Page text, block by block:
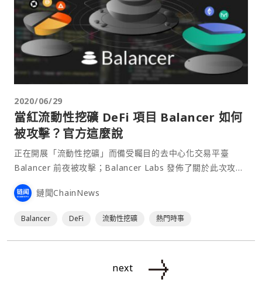
2020/06/29
當紅流動性挖礦 DeFi 項目 Balancer 如何
被攻擊？官方這麼說
正在開展「流動性挖礦」而備受矚目的去中心化交易平臺
Balancer 前夜被攻擊；Balancer Labs 發佈了關於此次攻擊
的說明，初步解釋了該攻擊的原因，以及後續處理方式。 撰
文：Balancer Labs⋯
鏈聞ChainNews
Balancer DeFi 流動性挖礦 熱門時事
next